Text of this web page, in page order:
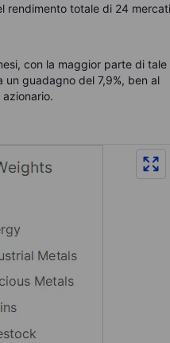
rendimento totale di 24 mercati
con la maggior parte di tale
guadagno del 7,9%, ben al